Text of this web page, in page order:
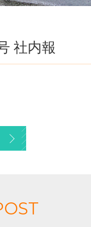
社内報